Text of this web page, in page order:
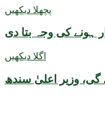
پچھلا دیکھیں
ہونے کی وجہ بتا دی
اگلا دیکھیں
وزیر اعلیٰ سندھ